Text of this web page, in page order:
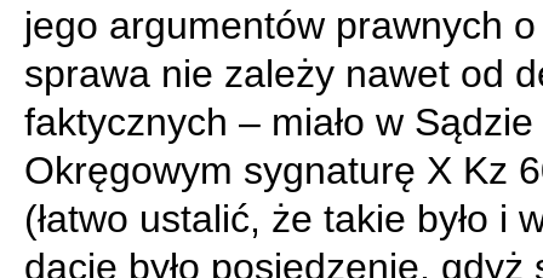
jego argumentów prawnych
sprawa nie zależy nawet od
faktycznych – miało w Sądzie
Okręgowym sygnaturę X Kz
(łatwo ustalić, że takie było i
dacie było posiedzenie, gdyż